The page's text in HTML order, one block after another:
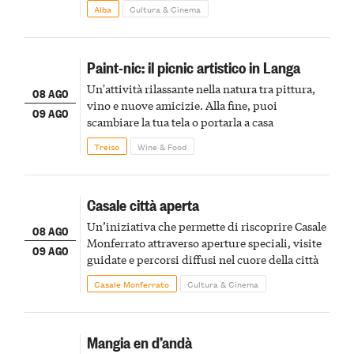
Alba Cultura & Cinema
08 AGO
09 AGO
Paint-nic: il picnic artistico in Langa
Un'attività rilassante nella natura tra pittura,
vino e nuove amicizie. Alla fine, puoi
scambiare la tua tela o portarla a casa
Treiso Wine & Food
08 AGO
09 AGO
Casale città aperta
Un’iniziativa che permette di riscoprire Casale
Monferrato attraverso aperture speciali, visite
guidate e percorsi diffusi nel cuore della città
Casale Monferrato Cultura & Cinema
Mangia en d’andà